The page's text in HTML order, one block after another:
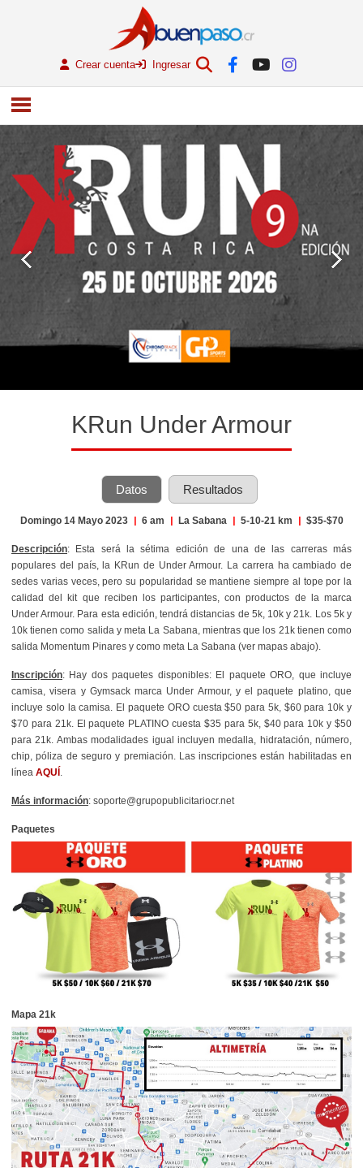
Crear cuenta Ingresar
KRun Under Armour
Datos Resultados
Domingo 14 Mayo 2023 | 6 am | La Sabana | 5-10-21 km | $35-$70
Descripción: Esta será la sétima edición de una de las carreras más
populares del país, la KRun de Under Armour. La carrera ha cambiado de
sedes varias veces, pero su popularidad se mantiene siempre al tope por la
calidad del kit que reciben los participantes, con productos de la marca
Under Armour. Para esta edición, tendrá distancias de 5k, 10k y 21k. Los 5k y
10k tienen como salida y meta La Sabana, mientras que los 21k tienen como
salida Momentum Pinares y como meta La Sabana (ver mapas abajo).
Inscripción: Hay dos paquetes disponibles: El paquete ORO, que incluye
camisa, visera y Gymsack marca Under Armour, y el paquete platino, que
incluye solo la camisa. El paquete ORO cuesta $50 para 5k, $60 para 10k y
$70 para 21k. El paquete PLATINO cuesta $35 para 5k, $40 para 10k y $50
para 21k. Ambas modalidades igual incluyen medalla, hidratación, número,
chip, póliza de seguro y premiación. Las inscripciones están habilitadas en
línea AQUÍ
Más información: soporte@grupopublicitariocr.net
Paquetes
Mapa 21k